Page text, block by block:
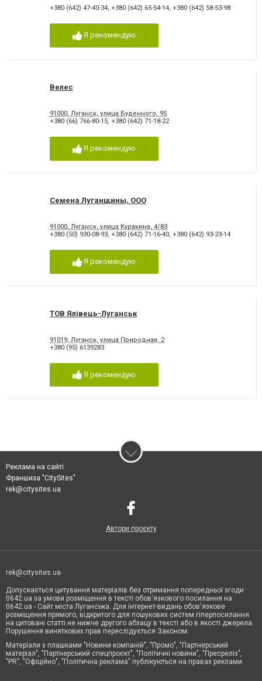
+380 (642) 47-40-34, +380 (642) 65-54-14, +380 (642) 58-53-98
Я рекомендую
Велес
91000, Луганск, улица Буденного, 95
+380 (66) 766-80-15, +380 (642) 71-18-22
Я рекомендую
Семена Луганщины, ООО
91000, Луганск, улица Куракина, 4/83
+380 (50) 930-08-93, +380 (642) 71-16-40, +380 (642) 93-23-14
Я рекомендую
ТОВ Ялівець-Луганськ
91019, Луганск, улица Природная, 2
+380 (95) 6139283
Я рекомендую
Реклама на сайті
Франшиза "CitySites"
rek@citysites.ua
Автори проєкту
rek@citysites.ua
Допускається цитування матеріалів без отримання попередньої згоди
0642.ua за умови розміщення в тексті обов'язкового посилання на
0642.ua - Сайт міста Луганська. Для інтернет-видань обов'язкове
розміщення прямого, відкритого для пошукових систем гіперпосилання
на цитовані статті не нижче другого абзацу в тексті або в якості джерела.
Порушення виняткових прав переслідується Законом.
Матеріали з плашками "Новини компаній", "Промо", "Партнерський
матеріал", "Партнерський спецпроєкт", "Політичні новини", "Пресреліз",
"PR", "Офіційно", "Політична реклама" публікуються на правах реклами.